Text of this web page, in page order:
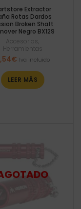
Extractor
Rotas Dardos
Broken Shaft
Negro BX129
Accesorios
Herramientas
€ Iva incluido
LEER MÁS